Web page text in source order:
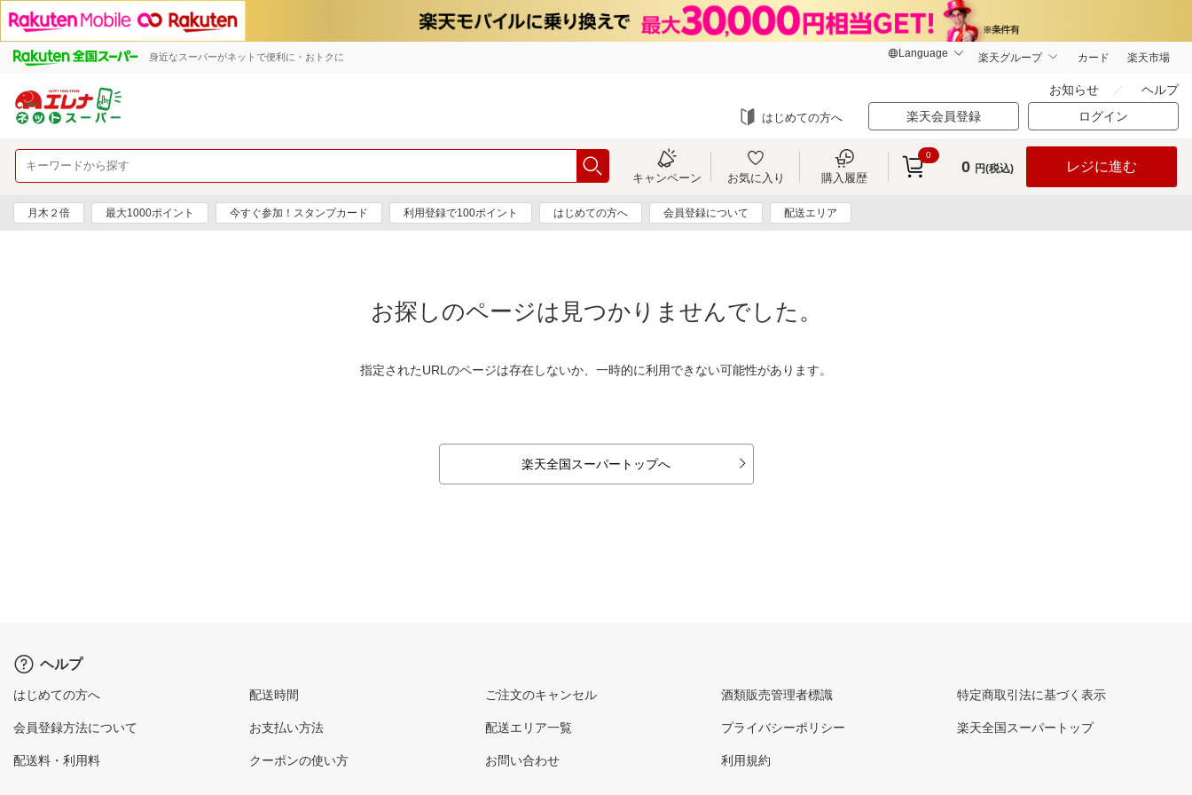
身近なスーパーがネットで便利に・おトクに 楽天グループ カード 楽天市場
お知らせ ヘルプ
はじめての方へ 楽天会員登録 ログイン
キャンペーン お気に入り 購入履歴
0
0 円(税込) レジに進む
月木２倍 最大1000ポイント 今すぐ参加！スタンプカード 利用登録で100ポイント はじめての方へ 会員登録について 配送エリア
お探しのページは見つかりませんでした。
指定されたURLのページは存在しないか、一時的に利用できない可能性があります。
楽天全国スーパートップへ
ヘルプ
はじめての方へ
会員登録方法について
配送料・利用料
配送時間
お支払い方法
クーポンの使い方
ご注文のキャンセル
配送エリア一覧
お問い合わせ
酒類販売管理者標識
プライバシーポリシー
利用規約
特定商取引法に基づく表示
楽天全国スーパートップ